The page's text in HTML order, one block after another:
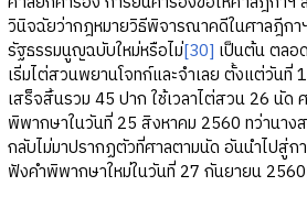
วินิจฉัยว่ากฎหมายวิธีพิจารณาคดีในศาลฎีก
รัฐธรรมนูญฉบับใหม่หรือไม่[30] เป็นต้น ตลอ
เริ่มไต่สวนพยานโจทก์และจำเลย ตั้งแต่วันที่
เสร็จสิ้นรวม 45 ปาก ใช้เวลาไต่สวน 26 นัด
พิพากษาในวันที่ 25 สิงหาคม 2560 ทว่านา
กลับไม่มาปรากฏตัวที่ศาลตามนัด อันนำไปสู่ก
ฟังคำพิพากษาใหม่ในวันที่ 27 กันยายน 2560